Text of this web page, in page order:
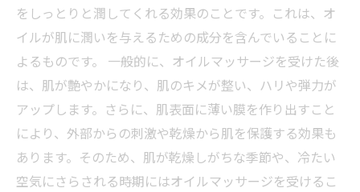
をしっとりと潤してくれる効果のことです。これは、オ
イルが肌に潤いを与えるための成分を含んでいることに
よるものです。 一般的に、オイルマッサージを受けた後
は、肌が艶やかになり、肌のキメが整い、ハリや弾力が
アップします。さらに、肌表面に薄い膜を作り出すこと
により、外部からの刺激や乾燥から肌を保護する効果も
あります。そのため、肌が乾燥しがちな季節や、冷たい
空気にさらされる時期にはオイルマッサージを受けるこ